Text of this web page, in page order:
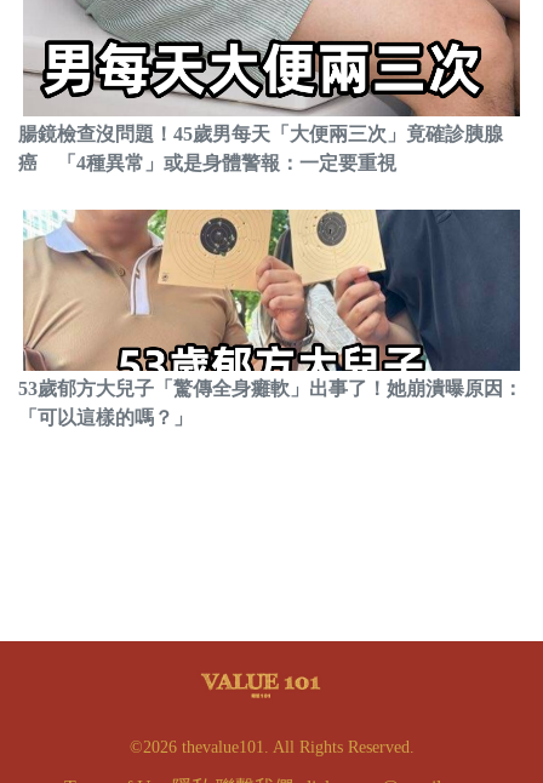
腸鏡檢查沒問題！45歲男每天「大便兩三次」竟確診胰腺
癌 「4種異常」或是身體警報：一定要重視
53歲郁方大兒子「驚傳全身癱軟」出事了！她崩潰曝原因：
「可以這樣的嗎？」
©2026 thevalue101. All Rights Reserved.